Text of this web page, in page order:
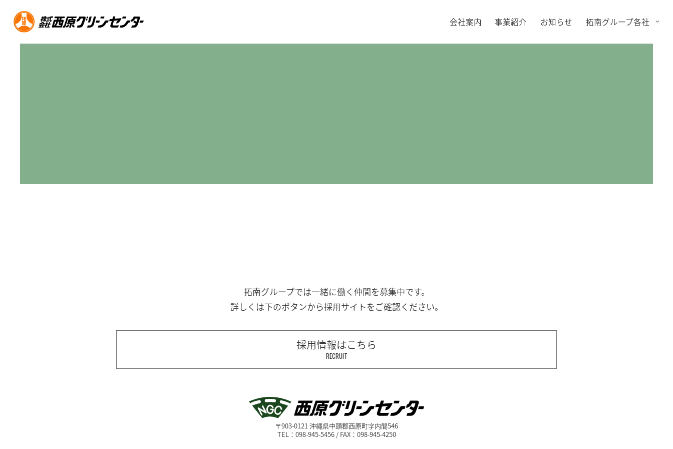
会社案内 事業紹介 お知らせ 拓南グループ各社
拓南グループでは一緒に働く 仲間を募集中です。
詳しくは下のボタンから採用サイトをご確認ください。
採用情報はこちら
RECRUIT
〒903-0121 沖縄県中頭郡西原町字内間546
TEL：098-945-5456 / FAX：098-945-4250